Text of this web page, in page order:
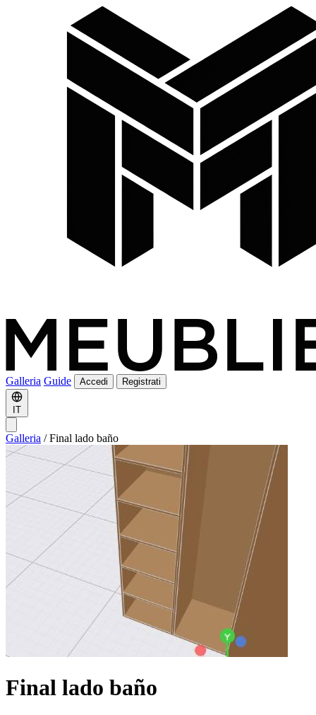
Galleria Guide Accedi Registrati
IT
Galleria / Final lado baño
Final lado baño